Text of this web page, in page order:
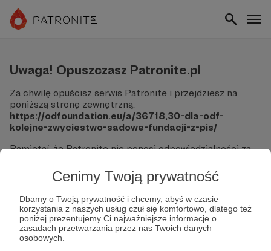
Cenimy Twoją prywatność
Dbamy o Twoją prywatność i chcemy, abyś w czasie
korzystania z naszych usług czuł się komfortowo, dlatego też
poniżej prezentujemy Ci najważniejsze informacje o
zasadach przetwarzania przez nas Twoich danych
osobowych.
Uwaga! Opuszczasz Patronite.pl
Za chwilę opuścisz serwis Patronite i przejdziesz na
poniższą stronę zewnętrzną:
https://odfoundation.eu/a/36718,30-dla-odf-
kolejne-zwyciestwo-sadowe-fundacji-z-pis/
Pamiętaj, że Patronite nie ponosi odpowiedzialności za
Nie podawaj swoich danych logowania ani informacji
Sprawdź dokładnie adres URL, zanim klikniesz przycisk
"Tak, przejdź do strony".
Jeśli masz wątpliwości, wróć do Patronite i zweryfikuj
link.